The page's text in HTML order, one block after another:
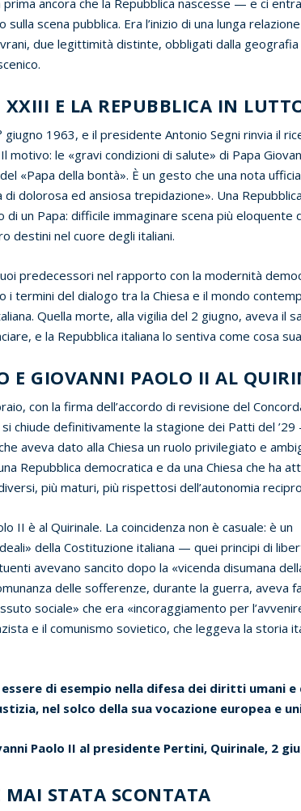
scena pubblica. Era l’inizio di una lunga relazione
due legittimità distinte, obbligati dalla geografia
E LA REPUBBLICA IN
giugno 1963, e il presidente Antonio Segni rinvia il
motivo: le «gravi condizioni di salute» di Papa
«Papa della bontà». È un gesto che una nota
dolorosa ed ansiosa trepidazione». Una
un Papa: difficile immaginare scena più eloquente
destini nel cuore degli italiani.
predecessori nel rapporto con la modernità
i termini del dialogo tra la Chiesa e il mondo
Quella morte, alla vigilia del 2 giugno, aveva il
e la Repubblica italiana lo sentiva come cosa
E GIOVANNI PAOLO II AL
con la firma dell’accordo di revisione del
chiude definitivamente la stagione dei Patti del
aveva dato alla Chiesa un ruolo privilegiato e
Repubblica democratica e da una Chiesa che ha
più maturi, più rispettosi dell’autonomia
II è al Quirinale. La coincidenza non è casuale: è un
della Costituzione italiana — quei principi di
avevano sancito dopo la «vicenda disumana
delle sofferenze, durante la guerra, aveva
sociale» che era «incoraggiamento per
e il comunismo sovietico, che leggeva la storia
essere di esempio nella difesa dei diritti umani
nel solco della sua vocazione europea e
Paolo II al presidente Pertini, Quirinale, 2
STATA SCONTATA